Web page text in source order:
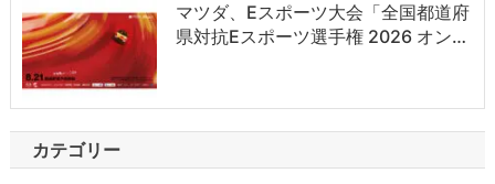
マツダ、eスポーツ大会「全国都道府
県対抗eスポーツ選手権 2026 オン…
カテゴリー